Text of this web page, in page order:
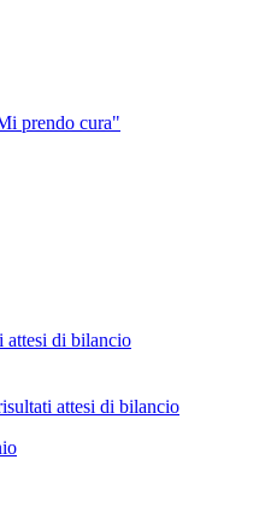
prendo cura"
attesi di bilancio
attesi di bilancio